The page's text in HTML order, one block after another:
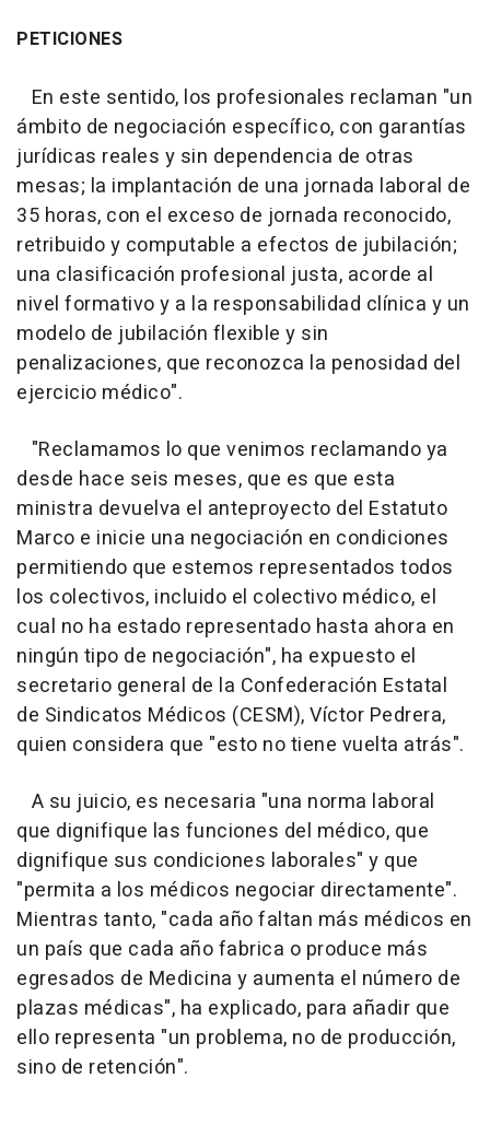
PETICIONES
En este sentido, los profesionales reclaman "un
ámbito de negociación específico, con garantías
jurídicas reales y sin dependencia de otras
mesas; la implantación de una jornada laboral de
35 horas, con el exceso de jornada reconocido,
retribuido y computable a efectos de jubilación;
una clasificación profesional justa, acorde al
nivel formativo y a la responsabilidad clínica y un
modelo de jubilación flexible y sin
penalizaciones, que reconozca la penosidad del
ejercicio médico".
"Reclamamos lo que venimos reclamando ya
desde hace seis meses, que es que esta
ministra devuelva el anteproyecto del Estatuto
Marco e inicie una negociación en condiciones
permitiendo que estemos representados todos
los colectivos, incluido el colectivo médico, el
cual no ha estado representado hasta ahora en
ningún tipo de negociación", ha expuesto el
secretario general de la Confederación Estatal
de Sindicatos Médicos (CESM), Víctor Pedrera,
quien considera que "esto no tiene vuelta atrás".
A su juicio, es necesaria "una norma laboral
que dignifique las funciones del médico, que
dignifique sus condiciones laborales" y que
"permita a los médicos negociar directamente".
Mientras tanto, "cada año faltan más médicos en
un país que cada año fabrica o produce más
egresados de Medicina y aumenta el número de
plazas médicas", ha explicado, para añadir que
ello representa "un problema, no de producción,
sino de retención".